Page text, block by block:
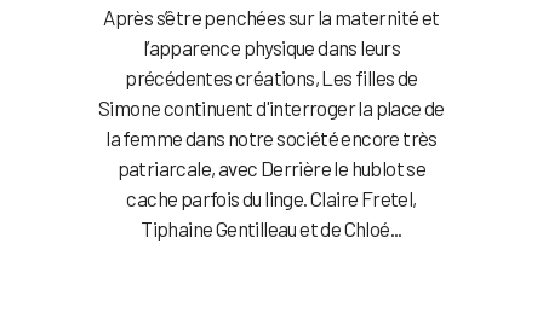
Après s’être penchées sur la maternité et
l’apparence physique dans leurs
précédentes créations, Les filles de
Simone continuent d'interroger la place de
la femme dans notre société encore très
patriarcale, avec Derrière le hublot se
cache parfois du linge. Claire Fretel,
Tiphaine Gentilleau et de Chloé...